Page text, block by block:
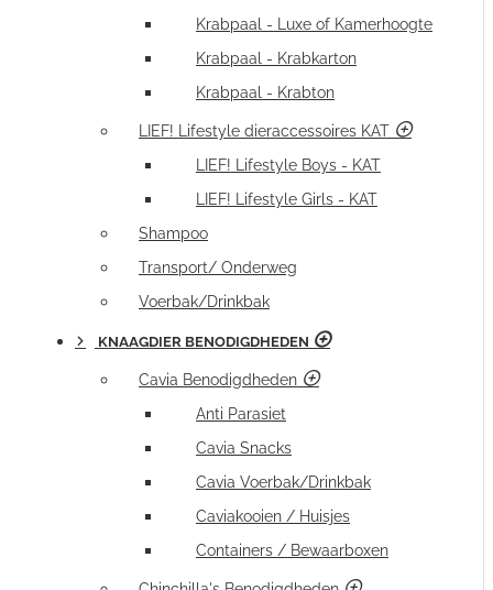
Krabpaal - Luxe of Kamerhoogte
Krabpaal - Krabkarton
Krabpaal - Krabton
LIEF! Lifestyle dieraccessoires KAT
LIEF! Lifestyle Boys - KAT
LIEF! Lifestyle Girls - KAT
Shampoo
Transport/ Onderweg
Voerbak/Drinkbak
KNAAGDIER BENODIGDHEDEN
Cavia Benodigdheden
Anti Parasiet
Cavia Snacks
Cavia Voerbak/Drinkbak
Caviakooien / Huisjes
Containers / Bewaarboxen